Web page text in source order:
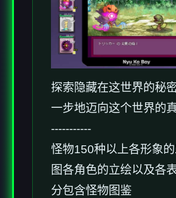
探索隐藏在这世界的秘
一步地迈向这个世界的真
-----------
怪物150种以上各形象
图各角色的立绘以及各
分包含怪物图鉴